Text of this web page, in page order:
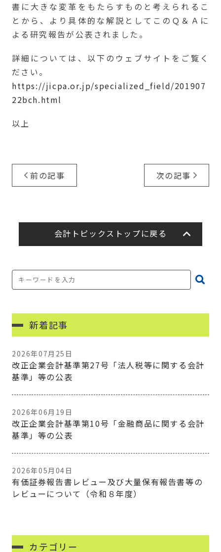
書に大きな変革をもたらすものと考えられるこ
とから、より具体的な解説としてこのＱ＆Ａに
よる研究報告が公表されました。
詳細については、以下のウェブサイトをご覧く
ださい。
https://jicpa.or.jp/specialized_field/201907
22bch.html
以上
前の記事 次の記事
会計トピックストップに戻る
新着記事
2026年07月25日
改正企業会計基準第27号「法人税等に関する会計
基準」等の公表
2026年06月19日
改正企業会計基準第10号「金融商品に関する会計
基準」等の公表
2026年05月04日
有価証券報告書レビュー及び大量保有報告書等の
レビューについて（令和８年度）
カテゴリー